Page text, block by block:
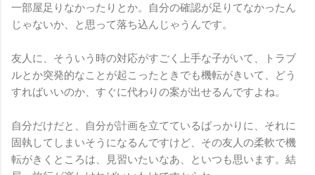
一部屋足りなかったりとか。自分の確認が足りてなかったん
じゃないか、と思って落ち込んじゃうんです。
友人に、そういう時の対応がすごく上手な子がいて、トラブ
ルとか突発的なことが起こったときでも機転がきいて、どう
すればいいのか、すぐに代わりの案が出せるんですよね。
自分だけだと、自分が計画を立てているばっかりに、それに
固執してしまいそうになるんですけど、その友人の柔軟で機
転がきくところは、見習いたいなあ、といつも思います。結